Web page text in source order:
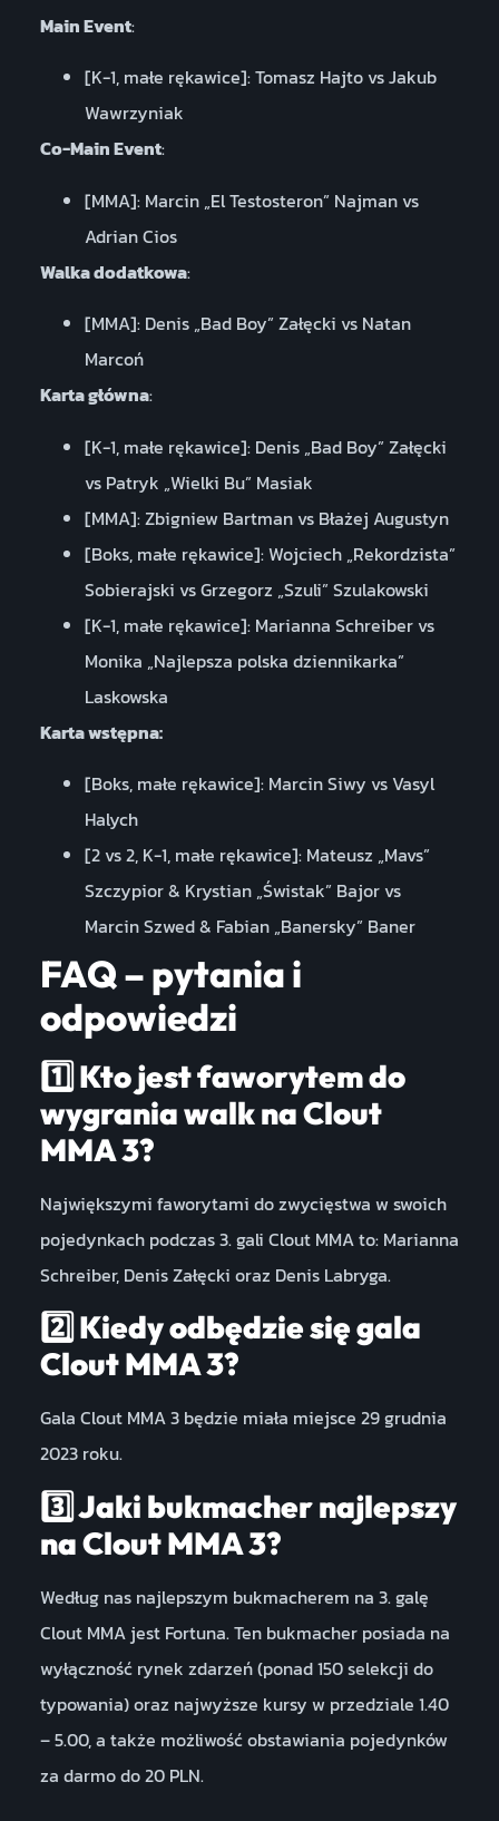
Main Event:
[K-1, małe rękawice]: Tomasz Hajto vs Jakub
Wawrzyniak
Co-Main Event:
[MMA]: Marcin „El Testosteron” Najman vs
Adrian Cios
Walka dodatkowa:
[MMA]: Denis „Bad Boy” Załęcki vs Natan
Marcoń
Karta główna:
[K-1, małe rękawice]: Denis „Bad Boy” Załęcki
vs Patryk „Wielki Bu” Masiak
[MMA]: Zbigniew Bartman vs Błażej Augustyn
[Boks, małe rękawice]: Wojciech „Rekordzista”
Sobierajski vs Grzegorz „Szuli” Szulakowski
[K-1, małe rękawice]: Marianna Schreiber vs
Monika „Najlepsza polska dziennikarka”
Laskowska
Karta wstępna:
[Boks, małe rękawice]: Marcin Siwy vs Vasyl
Halych
[2 vs 2, K-1, małe rękawice]: Mateusz „Mavs”
Szczypior & Krystian „Świstak” Bajor vs
Marcin Szwed & Fabian „Banersky” Baner
FAQ – pytania i
odpowiedzi
1️⃣ Kto jest faworytem do
wygrania walk na Clout
MMA 3?
Największymi faworytami do zwycięstwa w swoich
pojedynkach podczas 3. gali Clout MMA to: Marianna
Schreiber, Denis Załęcki oraz Denis Labryga.
2️⃣ Kiedy odbędzie się gala
Clout MMA 3?
Gala Clout MMA 3 będzie miała miejsce 29 grudnia
2023 roku.
3️⃣ Jaki bukmacher najlepszy
na Clout MMA 3?
Według nas najlepszym bukmacherem na 3. galę
Clout MMA jest Fortuna. Ten bukmacher posiada na
wyłączność rynek zdarzeń (ponad 150 selekcji do
typowania) oraz najwyższe kursy w przedziale 1.40
– 5.00, a także możliwość obstawiania pojedynków
za darmo do 20 PLN.